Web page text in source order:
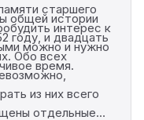
старшего
интерес к
можно и нужно
время.
общей истории
году, и двадцать
Обо всех
из них всего
отдельные